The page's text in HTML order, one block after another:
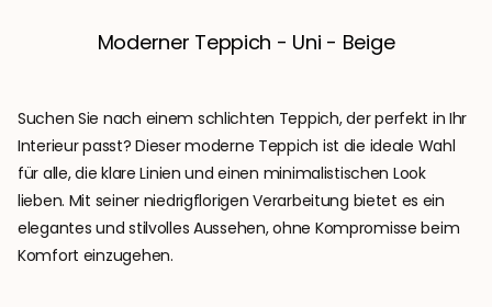
Moderner Teppich - Uni - Beige
Suchen Sie nach einem schlichten Teppich, der perfekt in Ihr
Interieur passt? Dieser moderne Teppich ist die ideale Wahl
für alle, die klare Linien und einen minimalistischen Look
lieben. Mit seiner niedrigflorigen Verarbeitung bietet es ein
elegantes und stilvolles Aussehen, ohne Kompromisse beim
Komfort einzugehen.